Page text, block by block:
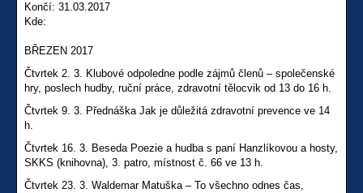
Končí: 31.03.2017
Kde:
BŘEZEN 2017
Čtvrtek 2. 3. Klubové odpoledne podle zájmů členů – společenské
hry, poslech hudby, ruční práce, zdravotní tělocvik od 13 do 16 h.
Čtvrtek 9. 3. Přednáška Jak je důležitá zdravotní prevence ve 14
h.
Čtvrtek 16. 3. Beseda Poezie a hudba s paní Hanzlíkovou a hosty,
SKKS (knihovna), 3. patro, místnost č. 66 ve 13 h.
Čtvrtek 23. 3. Waldemar Matuška – To všechno odnes čas,